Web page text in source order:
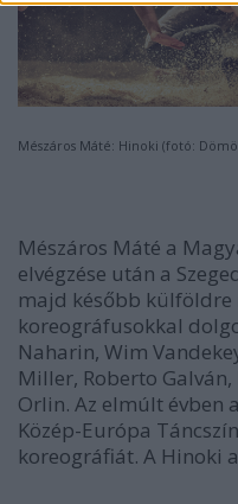
Mészáros Máté: Hinoki (fotó:
Mészáros Máté a
elvégzése után a
majd később
koreográfusokkal
Naharin, Wim
Miller, Roberto
Orlin. Az elmúlt évben
Közép-Európa
koreográfiát. A Hinoki